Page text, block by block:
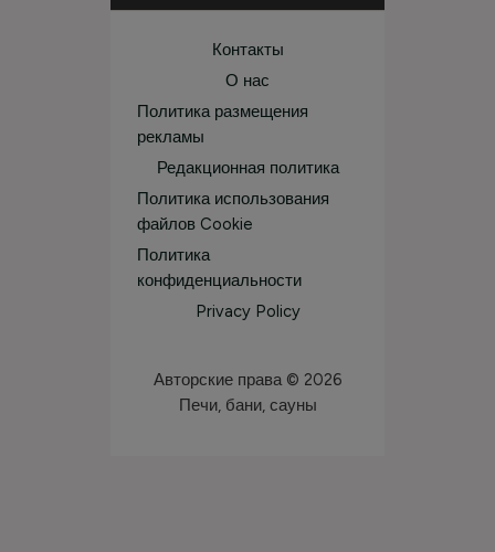
Контакты
О нас
Политика размещения
рекламы
Редакционная политика
Политика использования
файлов Cookie
Политика
конфиденциальности
Privacy Policy
Авторские права © 2026
Печи, бани, сауны